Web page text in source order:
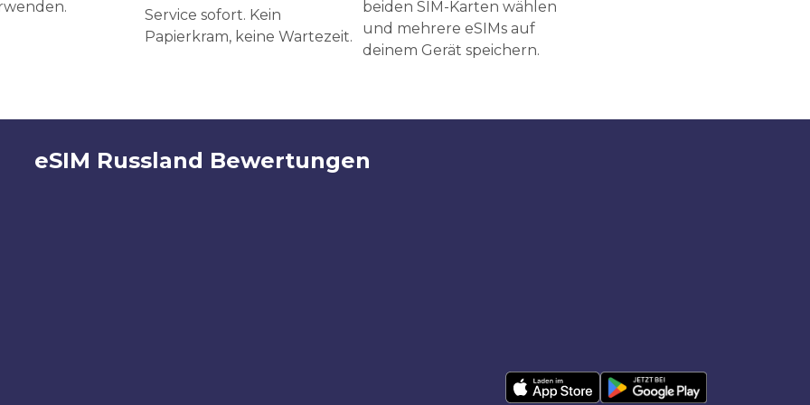
Service sofort. Kein
Papierkram, keine Wartezeit.
beiden SIM-Karten wählen
und mehrere eSIMs auf
deinem Gerät speichern.
eSIM Russland Bewertungen